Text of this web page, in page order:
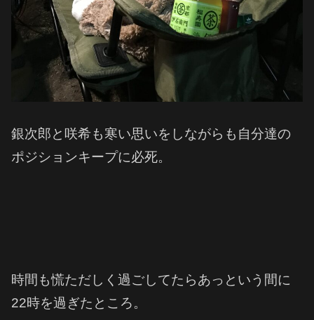
銀次郎と咲希も寒い思いをしながらも自分達の
ポジションキープに必死。
時間も慌ただしく過ごしてたらあっという間に
22時を過ぎたところ。